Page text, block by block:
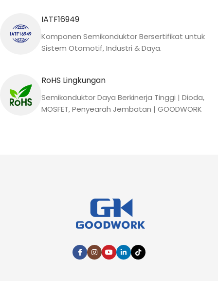
IATF16949
Komponen Semikonduktor Bersertifikat untuk
Sistem Otomotif, Industri & Daya.
RoHS Lingkungan
Semikonduktor Daya Berkinerja Tinggi | Dioda,
MOSFET, Penyearah Jembatan | GOODWORK